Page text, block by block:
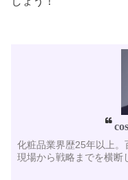
化粧品業界歴25年以上。
現場から戦略までを横断